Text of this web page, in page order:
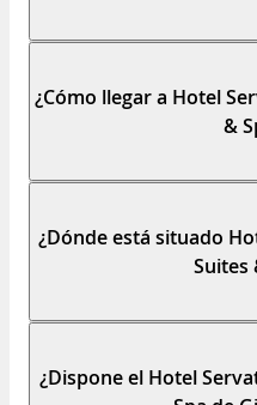
¿Cómo llegar a Hotel
&
¿Dónde está situado
Suites
¿Dispone el Hotel